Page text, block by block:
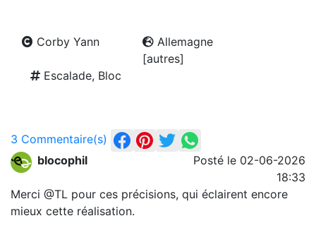
Corby Yann
Allemagne
[autres]
Escalade, Bloc
3 Commentaire(s)
blocophil
Posté le 02-06-2026
18:33
Merci @TL pour ces précisions, qui éclairent encore
mieux cette réalisation.